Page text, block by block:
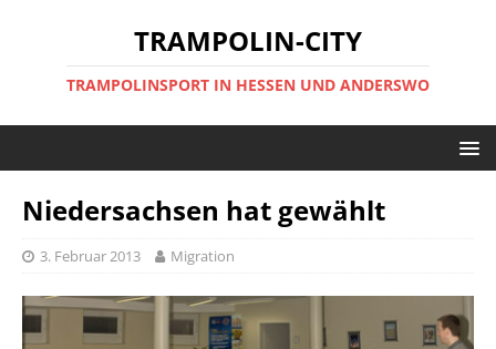
TRAMPOLIN-CITY
TRAMPOLINSPORT IN HESSEN UND ANDERSWO
Niedersachsen hat gewählt
3. Februar 2013 Migration